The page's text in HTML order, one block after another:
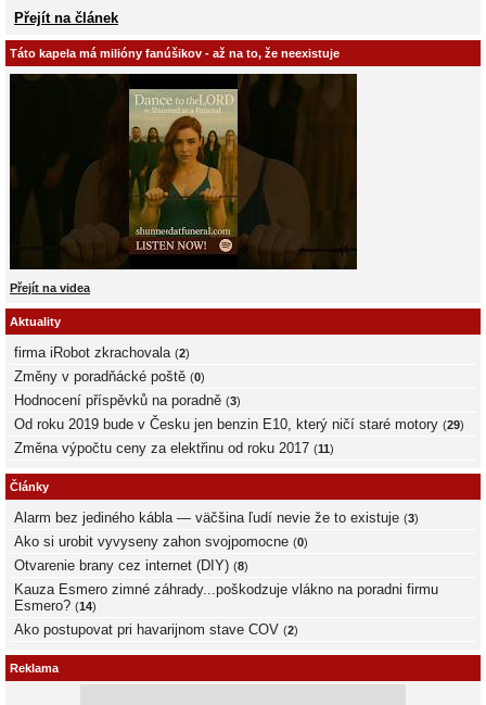
Přejít na článek
Táto kapela má milióny fanúšikov - až na to, že neexistuje
Přejít na videa
Aktuality
firma iRobot zkrachovala (2)
Změny v poradňácké poště (0)
Hodnocení příspěvků na poradně (3)
Od roku 2019 bude v Česku jen benzin E10, který ničí staré motory (29)
Změna výpočtu ceny za elektřinu od roku 2017 (11)
Články
Alarm bez jediného kábla — väčšina ľudí nevie že to existuje (3)
Ako si urobit vyvyseny zahon svojpomocne (0)
Otvarenie brany cez internet (DIY) (8)
Kauza Esmero zimné záhrady...poškodzuje vlákno na poradni firmu
Esmero? (14)
Ako postupovat pri havarijnom stave COV (2)
Reklama